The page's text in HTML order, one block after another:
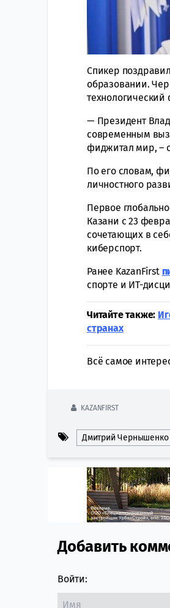
Спикер
образовании.
технологический
— Президент
современным
фиджитал мир, –
По его словам,
личностного
Первое
Казани с 23
сочетающих в
киберспорт.
Ранее KazanFirst
спорте и ИТ-
Читайте также:
странах
Всё самое
KAZANFIRST
Дмитрий Чернышенко
Comment
Добавить
Войти: